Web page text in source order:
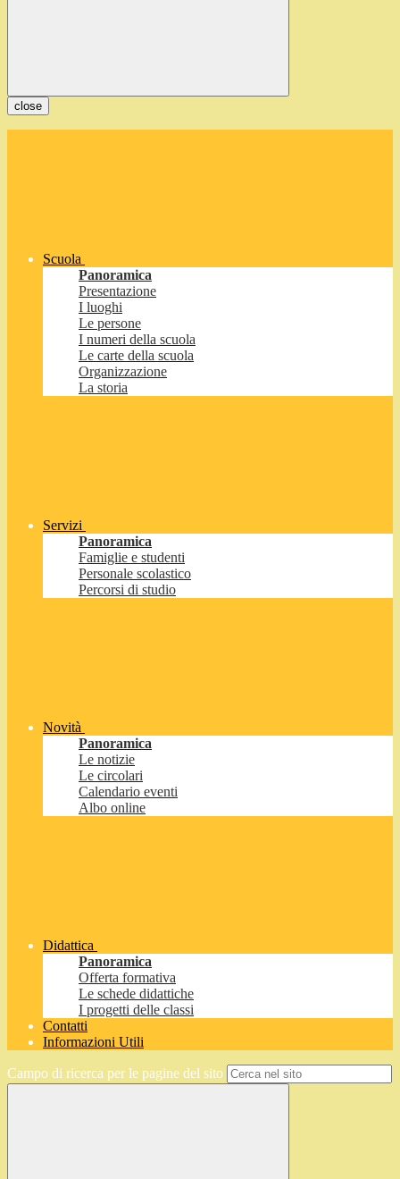
close
Scuola
Panoramica
Presentazione
I luoghi
Le persone
I numeri della scuola
Le carte della scuola
Organizzazione
La storia
Servizi
Panoramica
Famiglie e studenti
Personale scolastico
Percorsi di studio
Novità
Panoramica
Le notizie
Le circolari
Calendario eventi
Albo online
Didattica
Panoramica
Offerta formativa
Le schede didattiche
I progetti delle classi
Contatti
Informazioni Utili
Campo di ricerca per le pagine del sito